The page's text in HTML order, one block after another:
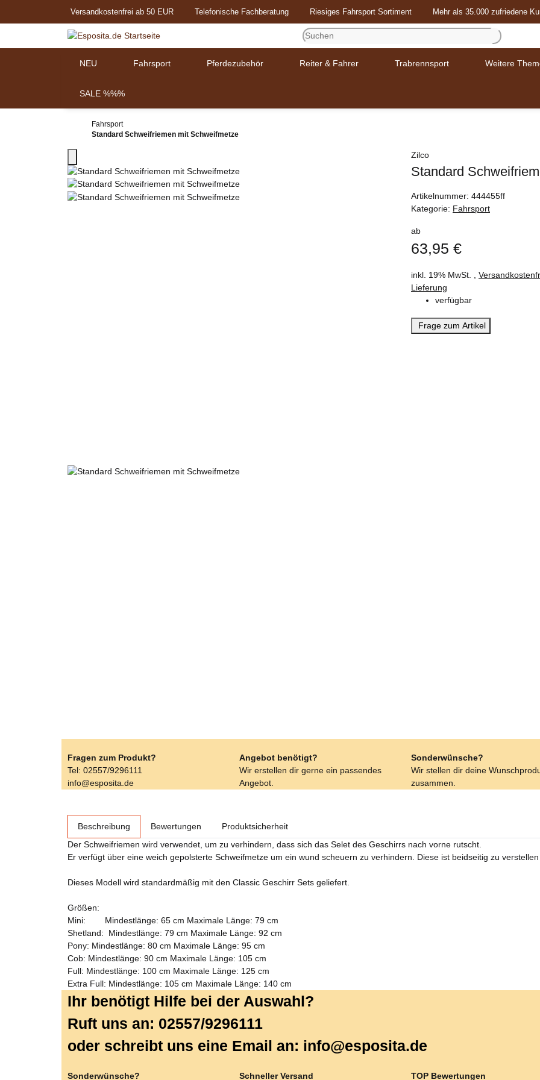
Versandkostenfrei ab 50 EUR Telefonische Fachberatung Riesiges Fahrsport Sortiment Mehr als 35.000 zufriedene
NEU Fahrsport Pferdezubehör Reiter & Fahrer Trabrennsport Weitere
SALE %%%
Fahrsport
Standard Schweifriemen mit Schweifmetze
Zilco
Standard
Artikelnummer: 444455ff
Kategorie: Fahrsport
ab
63,95 €
inkl. 19% MwSt. ,
Lieferung
verfügbar
Frage zum Artikel
Fragen zum Produkt?
Tel: 02557/9296111
info@esposita.de
Angebot benötigt?
Wir erstellen dir gerne ein passendes
Angebot.
Sonderwünsche?
Wir stellen dir deine
zusammen.
Beschreibung Bewertungen
Produktsicherheit
Der Schweifriemen wird verwendet, um zu verhindern, dass sich das Selet des Geschirrs nach vorne rutscht.
Er verfügt über eine weich gepolsterte Schweifmetze um ein wund scheuern zu verhindern. Diese ist beidseitig zu
Dieses Modell wird standardmäßig mit den Classic Geschirr Sets geliefert.
Größen:
Mini: Mindestlänge: 65 cm Maximale Länge: 79 cm
Shetland: Mindestlänge: 79 cm Maximale Länge: 92 cm
Pony: Mindestlänge: 80 cm Maximale Länge: 95 cm
Cob: Mindestlänge: 90 cm Maximale Länge: 105 cm
Full: Mindestlänge: 100 cm Maximale Länge: 125 cm
Extra Full: Mindestlänge: 105 cm Maximale Länge: 140 cm
Ihr benötigt Hilfe bei der Auswahl?
Ruft uns an: 02557/9296111
oder schreibt uns eine Email an: info@esposita.de
Sonderwünsche?
Schneller Versand
TOP Bewertungen